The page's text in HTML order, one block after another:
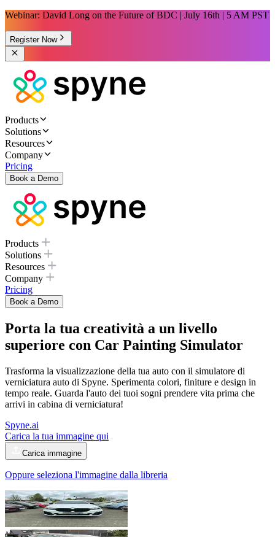
Webinar: David Long on the Future of BDC | July 16th | 5 AM PST
Register Now
Products
Solutions
Resources
Company
Pricing
Book a Demo
Products
Solutions
Resources
Company
Pricing
Book a Demo
Porta la tua creatività a un livello
superiore con Car Painting Simulator
Trasforma la visualizzazione della tua auto con il simulatore di
verniciatura auto di Spyne. Sperimenta colori, finiture e design in
tempo reale. Guarda l'auto dei tuoi sogni prendere vita prima che
arrivi in ​​cabina di verniciatura!
Spyne.ai
Carica la tua immagine qui
Carica immagine
Oppure seleziona l'immagine dalla libreria